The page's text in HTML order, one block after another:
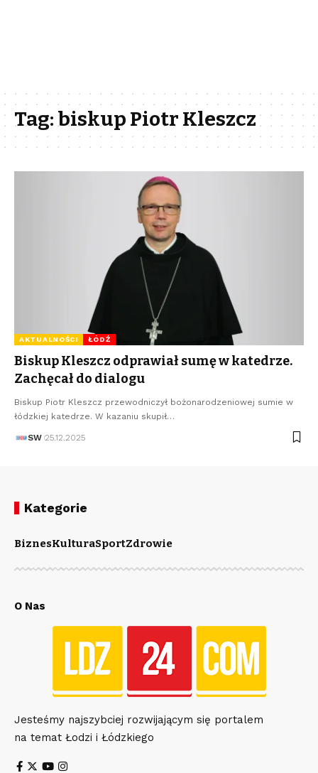
Tag:biskup Piotr Kleszcz
AKTUALNOŚCI ŁÓDŹ
Biskup Kleszcz odprawiał sumę w katedrze.
Zachęcał do dialogu
Biskup Piotr Kleszcz przewodniczył bożonarodzeniowej sumie w
łódzkiej katedrze. W kazaniu skupił…
SW 25.12.2025
Kategorie
BiznesKulturaSportZdrowie
O Nas
Jesteśmy najszybciej rozwijającym się portalem
na temat Łodzi i Łódzkiego